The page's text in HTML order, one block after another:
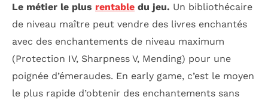
Le métier le plus rentable du jeu. Un bibliothécaire
de niveau maître peut vendre des livres enchantés
avec des enchantements de niveau maximum
(Protection IV, Sharpness V, Mending) pour une
poignée d’émeraudes. En early game, c’est le moyen
le plus rapide d’obtenir des enchantements sans